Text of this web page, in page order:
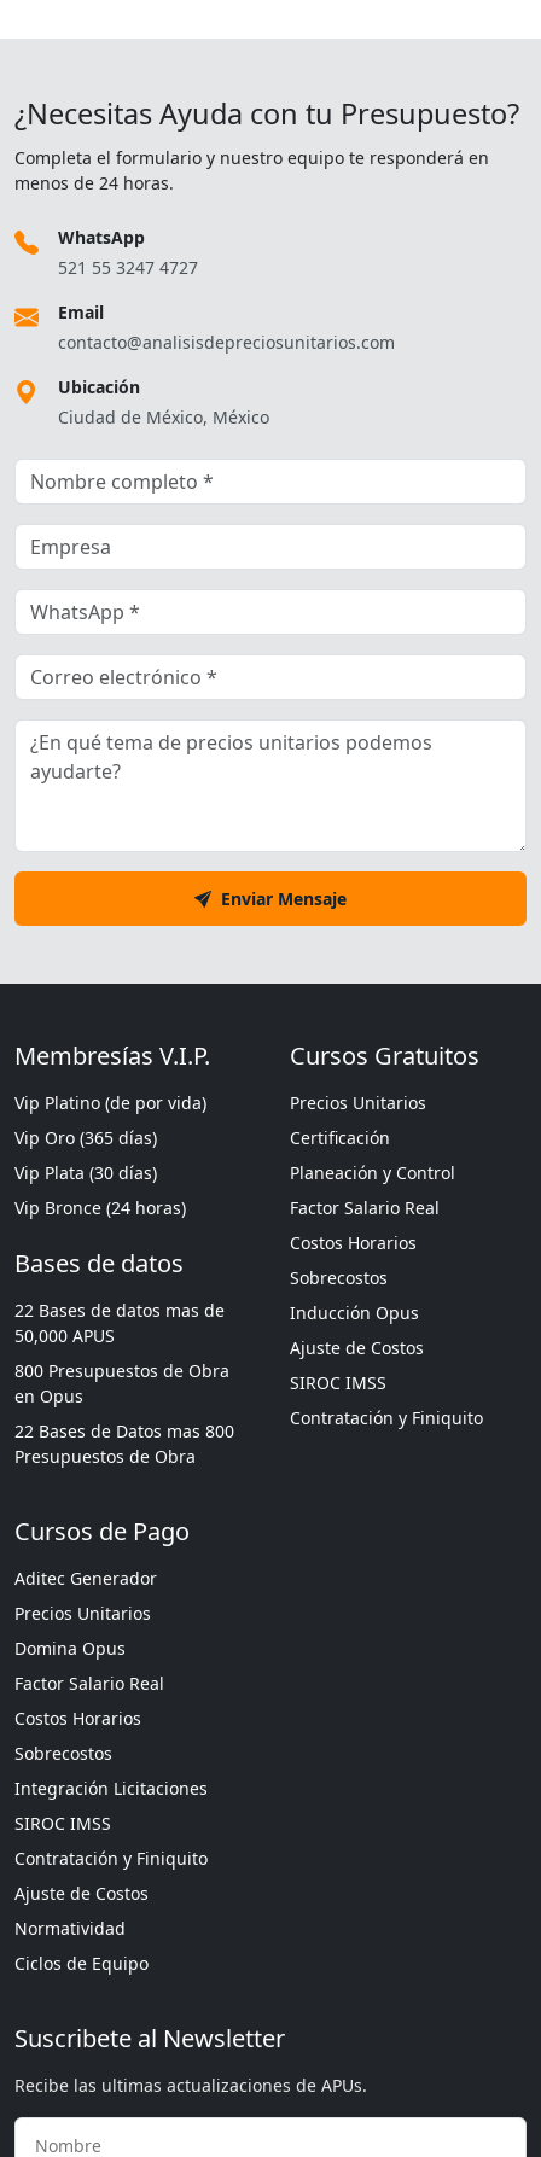
¿Necesitas Ayuda con tu Presupuesto?
Completa el formulario y nuestro equipo te responderá en
menos de 24 horas.
WhatsApp
521 55 3247 4727
Email
contacto@analisisdepreciosunitarios.com
Ubicación
Ciudad de México, México
Enviar Mensaje
Membresías V.I.P.
Vip Platino (de por vida)
Vip Oro (365 días)
Vip Plata (30 días)
Vip Bronce (24 horas)
Bases de datos
22 Bases de datos mas de
50,000 APUS
800 Presupuestos de Obra
en Opus
22 Bases de Datos mas 800
Presupuestos de Obra
Cursos Gratuitos
Precios Unitarios
Certificación
Planeación y Control
Factor Salario Real
Costos Horarios
Sobrecostos
Inducción Opus
Ajuste de Costos
SIROC IMSS
Contratación y Finiquito
Cursos de Pago
Aditec Generador
Precios Unitarios
Domina Opus
Factor Salario Real
Costos Horarios
Sobrecostos
Integración Licitaciones
SIROC IMSS
Contratación y Finiquito
Ajuste de Costos
Normatividad
Ciclos de Equipo
Suscribete al Newsletter
Recibe las ultimas actualizaciones de APUs.